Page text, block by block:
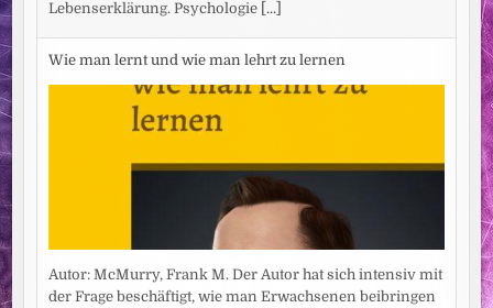
Lebenserklärung. Psychologie [...]
Wie man lernt und wie man lehrt zu lernen
Autor: McMurry, Frank M. Der Autor hat sich intensiv mit
der Frage beschäftigt, wie man Erwachsenen beibringen